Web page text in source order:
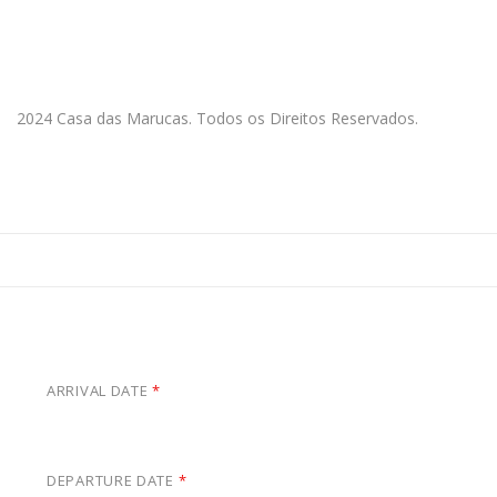
2024 Casa das Marucas. Todos os Direitos Reservados.
ARRIVAL DATE*
DEPARTURE DATE *